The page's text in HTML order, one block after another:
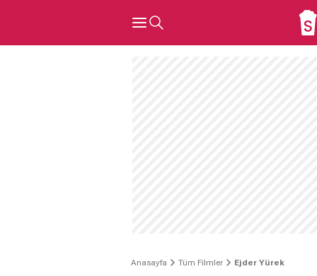
Anasayfa Tüm Filmler Ejder Yürek